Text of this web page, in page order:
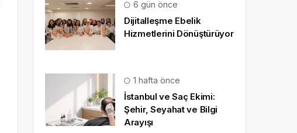
6 gün önce
Dijitalleşme Ebelik
Hizmetlerini Dönüştürüyor
1 hafta önce
İstanbul ve Saç Ekimi:
Şehir, Seyahat ve Bilgi
Arayışı